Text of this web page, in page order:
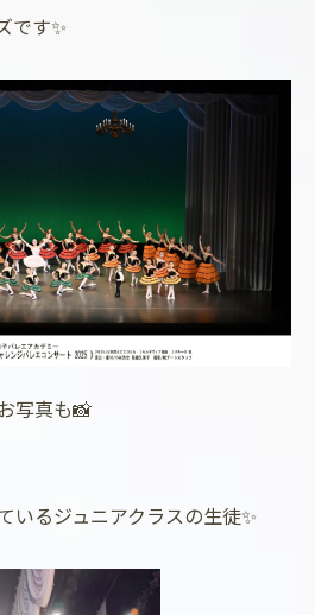
です✨
写真も📸
いるジュニアクラスの生徒✨